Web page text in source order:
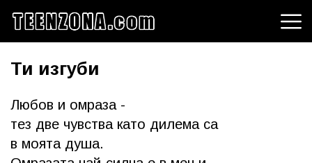
Ти изгуби
Любов и омраза -
тез две чувства като дилема са
в моята душа.